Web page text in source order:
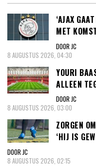
‘AJAX
MET
DOOR JC
8 AUGUSTUS 2026, 04:30
YOURI
ALLEEN
DOOR JC
8 AUGUSTUS 2026, 03:00
ZORGEN
‘HIJ IS
DOOR JC
8 AUGUSTUS 2026, 02:15